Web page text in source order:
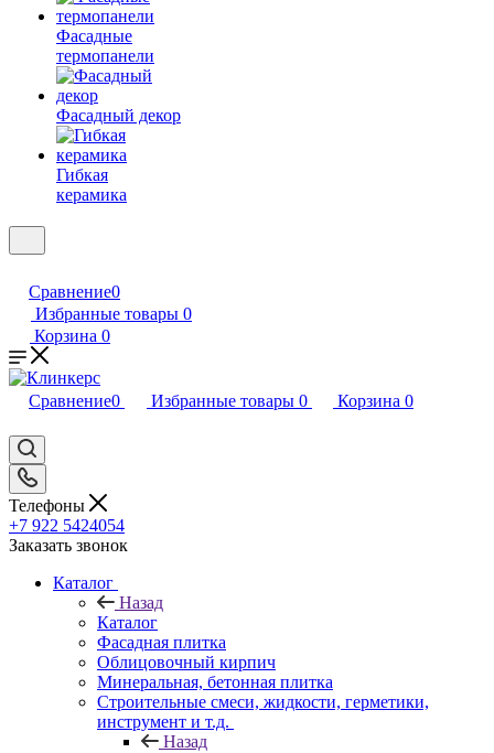
Фасадные
термопанели
Фасадный декор
Гибкая
керамика
Сравнение0
Избранные товары 0
Корзина 0
Сравнение0 Избранные товары 0 Корзина 0
Телефоны
+7 922 5424054
Заказать звонок
Каталог
Назад
Каталог
Фасадная плитка
Облицовочный кирпич
Минеральная, бетонная плитка
Строительные смеси, жидкости, герметики,
инструмент и т.д.
Назад